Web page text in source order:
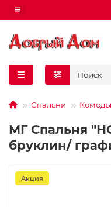
Спальни
МГ Спальня
бруклин/
Акция